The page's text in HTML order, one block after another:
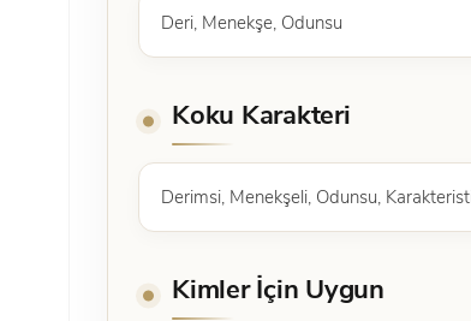
Deri, Menekşe, Odunsu
Koku Karakteri
Derimsi, Menekşeli, Odunsu,
Kimler İçin Uygun